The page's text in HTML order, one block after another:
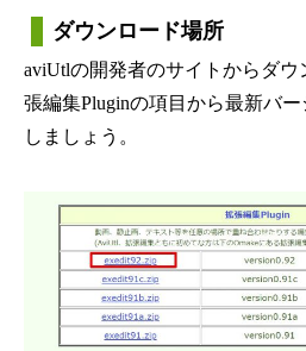
ダウンロード場所
aviUtlの開発者のサイトからダ
張編集Pluginの項目から最新バ
しましょう。